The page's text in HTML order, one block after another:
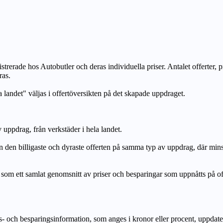
hos Autobutler och deras individuella priser. Antalet offerter,
väljas i offertöversikten på det skapade uppdraget.
från verkstäder i hela landet.
billigaste och dyraste offerten på samma typ av uppdrag, där
samlat genomsnitt av priser och besparingar som uppnåtts på
besparingsinformation, som anges i kronor eller procent,